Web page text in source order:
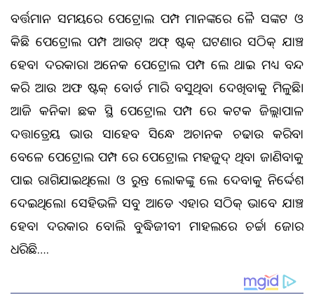
ବର୍ତ୍ତମାନ ସମୟରେ ପେଟ୍ରୋଲ ପମ୍ପ ମାନଙ୍କରେ ତୈଳ ସଙ୍କଟ ଓ
କିଛି ପେଟ୍ରୋଲ ପମ୍ପ ଆଉଟ୍ ଅଫ୍ ଷ୍ଟକ୍ ଘଟଣାର ସଠିକ୍ ଯାଞ୍ଚ
ହେବା ଦରକାର। ଅନେକ ପେଟ୍ରୋଲ ପମ୍ପ ତେଲ ଥାଇ ମଧ୍ୟ ବନ୍ଦ
କରି ଆଉ ଅଫ ଷ୍ଟକ୍ ବୋର୍ଡ ମାରି ବସୁଥିବା ଦେଖିବାକୁ ମିଳୁଛି।
ଆଜି କନିକା ଛକ ସ୍ଥିତ ପେଟ୍ରୋଲ ପମ୍ପ ରେ କଟକ ଜିଲ୍ଲାପାଳ
ଦତ୍ତାତ୍ରେୟ ଭାଉ ସାହେବ ସିନ୍ଧେ ଅଚାନକ ଚଢାଉ କରିବା
ବେଳେ ପେଟ୍ରୋଲ ପମ୍ପ ରେ ପେଟ୍ରୋଲ ମହଜୁଦ୍ ଥିବା ଜାଣିବାକୁ
ପାଇ ରାଗିଯାଇଥିଲେ। ଓ ତୁରନ୍ତ ଲୋକଙ୍କୁ ତେଲ ଦେବାକୁ ନିର୍ଦ୍ଦେଶ
ଦେଇଥିଲେ। ସେହିଭଳି ସବୁ ଆଡେ ଏହାର ସଠିକ୍ ଭାବେ ଯାଞ୍ଚ
ହେବା ଦରକାର ବୋଲି ବୁଦ୍ଧିଜୀବୀ ମାହଲରେ ଚର୍ଚ୍ଚା ଜୋର
ଧରିଛି….